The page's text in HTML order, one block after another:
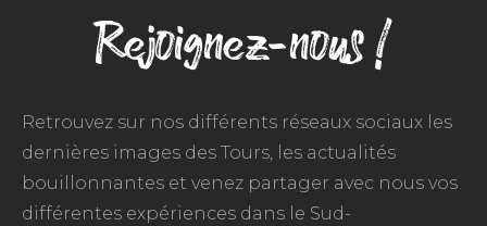
Rejoignez-nous !
Retrouvez sur nos différents réseaux sociaux les
dernières images des Tours, les actualités
bouillonnantes et venez partager avec nous vos
différentes expériences dans le Sud-